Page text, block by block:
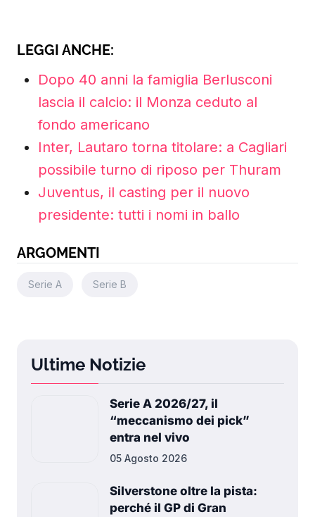
LEGGI ANCHE:
Dopo 40 anni la famiglia Berlusconi
lascia il calcio: il Monza ceduto al
fondo americano
Inter, Lautaro torna titolare: a Cagliari
possibile turno di riposo per Thuram
Juventus, il casting per il nuovo
presidente: tutti i nomi in ballo
ARGOMENTI
Serie A Serie B
Ultime Notizie
Serie A 2026/27, il
“meccanismo dei pick”
entra nel vivo
05 Agosto 2026
Silverstone oltre la pista:
perché il GP di Gran